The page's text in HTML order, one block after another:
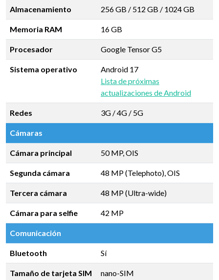
Almacenamiento 256 GB / 512 GB / 1024 GB
Memoria RAM 16 GB
Procesador Google Tensor G5
Sistema operativo
Android 17
Lista de próximas
actualizaciones de Android
Redes 3G / 4G / 5G
Cámaras
Cámara principal 50 MP, OIS
Segunda cámara 48 MP (Telephoto), OIS
Tercera cámara 48 MP (Ultra-wide)
Cámara para selfie 42 MP
Comunicación
Bluetooth Sí
Tamaño de tarjeta SIM nano-SIM